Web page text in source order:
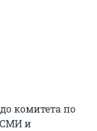
комитета по
СМИ и